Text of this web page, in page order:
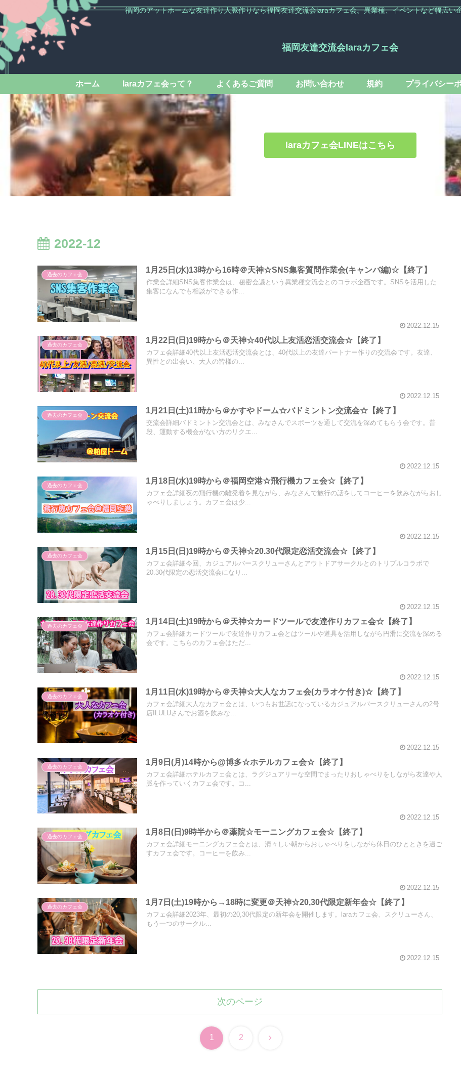
福岡のアットホームな友達作り人脈作りなら福岡友達交流会laraカフェ会。異業種、イベントなど幅広い
福岡友達交流会laraカフェ会
ホーム laraカフェ会って？ よくあるご質問 お問い合わせ 規約 プライバシー
laraカフェ会LINEはこちら
2022-12
過去のカフェ会
1月25日(水)13時から16時＠天神☆SNS集客質問作業会(キャンバ編)☆【終了】
作業会詳細SNS集客作業会は、秘密会議という異業種交流会とのコラボ企画です。SNSを活用した
集客になんでも相談ができる作...
2022.12.15
過去のカフェ会
1月22日(日)19時から＠天神☆40代以上友活恋活交流会☆【終了】
カフェ会詳細40代以上友活恋活交流会とは、40代以上の友達パートナー作りの交流会です。友達、
異性との出会い、大人の皆様の...
2022.12.15
過去のカフェ会
1月21日(土)11時から＠かすやドーム☆バドミントン交流会☆【終了】
交流会詳細バドミントン交流会とは、みなさんでスポーツを通して交流を深めてもらう会です。普
段、運動する機会がない方のリクエ...
2022.12.15
過去のカフェ会
1月18日(水)19時から＠福岡空港☆飛行機カフェ会☆【終了】
カフェ会詳細夜の飛行機の離発着を見ながら、みなさんで旅行の話をしてコーヒーを飲みながらおし
ゃべりしましょう。カフェ会は少...
2022.12.15
過去のカフェ会
1月15日(日)19時から＠天神☆20.30代限定恋活交流会☆【終了】
カフェ会詳細今回、カジュアルバースクリューさんとアウトドアサークルとのトリプルコラボで
20.30代限定の恋活交流会になり...
2022.12.15
過去のカフェ会
1月14日(土)19時から＠天神☆カードツールで友達作りカフェ会☆【終了】
カフェ会詳細カードツールで友達作りカフェ会とはツールや道具を活用しながら円滑に交流を深める
会です。こちらのカフェ会はただ...
2022.12.15
過去のカフェ会
1月11日(水)19時から＠天神☆大人なカフェ会(カラオケ付き)☆【終了】
カフェ会詳細大人なカフェ会とは、いつもお世話になっているカジュアルバースクリューさんの2号
店ILULUさんでお酒を飲みな...
2022.12.15
過去のカフェ会
1月9日(月)14時から@博多☆ホテルカフェ会☆【終了】
カフェ会詳細ホテルカフェ会とは、ラグジュアリーな空間でまったりおしゃべりをしながら友達や人
脈を作っていくカフェ会です。コ...
2022.12.15
過去のカフェ会
1月8日(日)9時半から＠薬院☆モーニングカフェ会☆【終了】
カフェ会詳細モーニングカフェ会とは、清々しい朝からおしゃべりをしながら休日のひとときを過ご
すカフェ会です。コーヒーを飲み...
2022.12.15
過去のカフェ会
1月7日(土)19時から→18時に変更＠天神☆20,30代限定新年会☆【終了】
カフェ会詳細2023年、最初の20,30代限定の新年会を開催します。laraカフェ会、スクリューさん、
もう一つのサークル...
2022.12.15
次のページ
1 2 次